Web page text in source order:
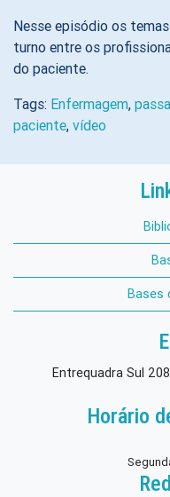
Nesse episódio os
turno entre os
do paciente.
Tags: Enfermagem,
paciente, vídeo
Bases
Entrequadra Sul
Horário